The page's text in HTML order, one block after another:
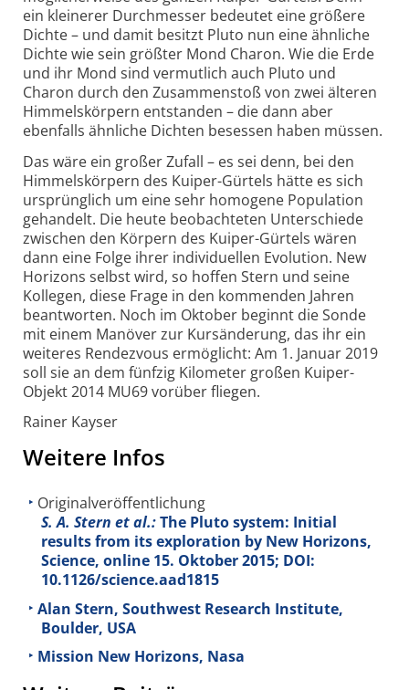
ein kleinerer Durchmesser bedeutet eine größere
Dichte – und damit besitzt Pluto nun eine ähnliche
Dichte wie sein größter Mond Charon. Wie die Erde
und ihr Mond sind vermutlich auch Pluto und
Charon durch den Zusammenstoß von zwei älteren
Himmelskörpern entstanden – die dann aber
ebenfalls ähnliche Dichten besessen haben müssen.
Das wäre ein großer Zufall – es sei denn, bei den
Himmelskörpern des Kuiper-Gürtels hätte es sich
ursprünglich um eine sehr homogene Population
gehandelt. Die heute beobachteten Unterschiede
zwischen den Körpern des Kuiper-Gürtels wären
dann eine Folge ihrer individuellen Evolution. New
Horizons selbst wird, so hoffen Stern und seine
Kollegen, diese Frage in den kommenden Jahren
beantworten. Noch im Oktober beginnt die Sonde
mit einem Manöver zur Kursänderung, das ihr ein
weiteres Rendezvous ermöglicht: Am 1. Januar 2019
soll sie an dem fünfzig Kilometer großen Kuiper-
Objekt 2014 MU69 vorüber fliegen.
Rainer Kayser
Weitere Infos
Originalveröffentlichung
S. A. Stern et al.:The Pluto system: Initial
results from its exploration by New Horizons,
Science, online 15. Oktober 2015; DOI:
10.1126/science.aad1815
Alan Stern, Southwest Research Institute,
Boulder, USA
Mission New Horizons, Nasa